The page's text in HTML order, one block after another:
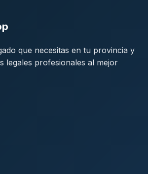
que necesitas en tu provincia y
legales profesionales al mejor